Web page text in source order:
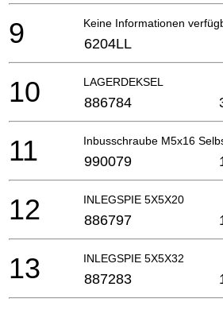
Keine Informationen
9 6204LL
LAGERDEKSEL
10 886784
Inbusschraube M5x16
11 990079
INLEGSPIE 5X5X20
12 886797
INLEGSPIE 5X5X32
13 887283